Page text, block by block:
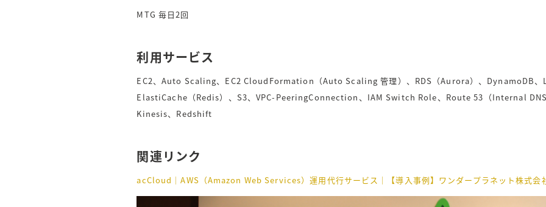
MTG 毎日2回
利用サービス
EC2、Auto Scaling、EC2 CloudFormation（Auto Scaling 管理）、RDS（Aurora）、DynamoDB、
ElastiCache（Redis）、S3、VPC-PeeringConnection、IAM Switch Role、Route 53（Internal
Kinesis、Redshift
関連リンク
acCloud｜AWS（Amazon Web Services）運用代行サービス｜【導入事例】ワンダープラネット株式会